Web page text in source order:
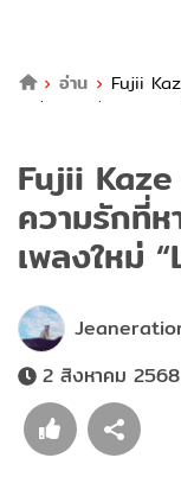
อ่าน
Fujii
ได้อีกแล้ว ผ่านเพลงใ
Fujii
ความรักที่ห
เพลงใหม่
2 สิงหาคม